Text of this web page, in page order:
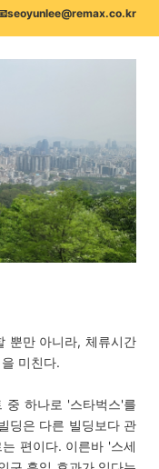
뿐만 아니라, 체류시간
미친다.
중 하나로 '스타벅스'를
딩은 다른 빌딩보다 관
편이다. 이른바 '스세